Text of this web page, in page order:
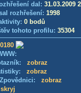
dal: 31.03.2009
rozhřešení: 1998
0 bodů
tohoto profilu: 35304
zobraz
zobraz
zobraz
skryj